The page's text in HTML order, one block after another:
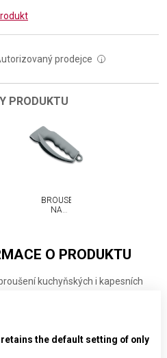
prodejce i
PRODUKTU
BROUSEK
NA
O PRODUKTU
kuchyňských i kapesních
the default setting of only